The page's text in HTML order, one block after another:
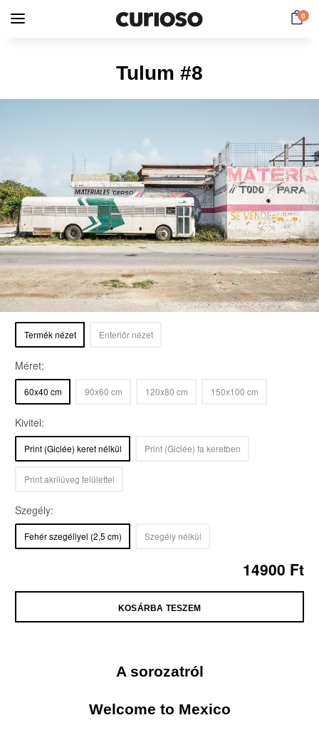
0
Tulum #8
Termék nézet Enteriőr nézet
Méret:
60x40 cm 90x60 cm 120x80 cm 150x100 cm
Kivitel:
Print (Giclée) keret nélkül Print (Giclée) fa keretben
Print akrilüveg felülettel
Szegély:
Fehér szegéllyel (2,5 cm) Szegély nélkül
14900 Ft
KOSÁRBA TESZEM
A sorozatról
Welcome to Mexico